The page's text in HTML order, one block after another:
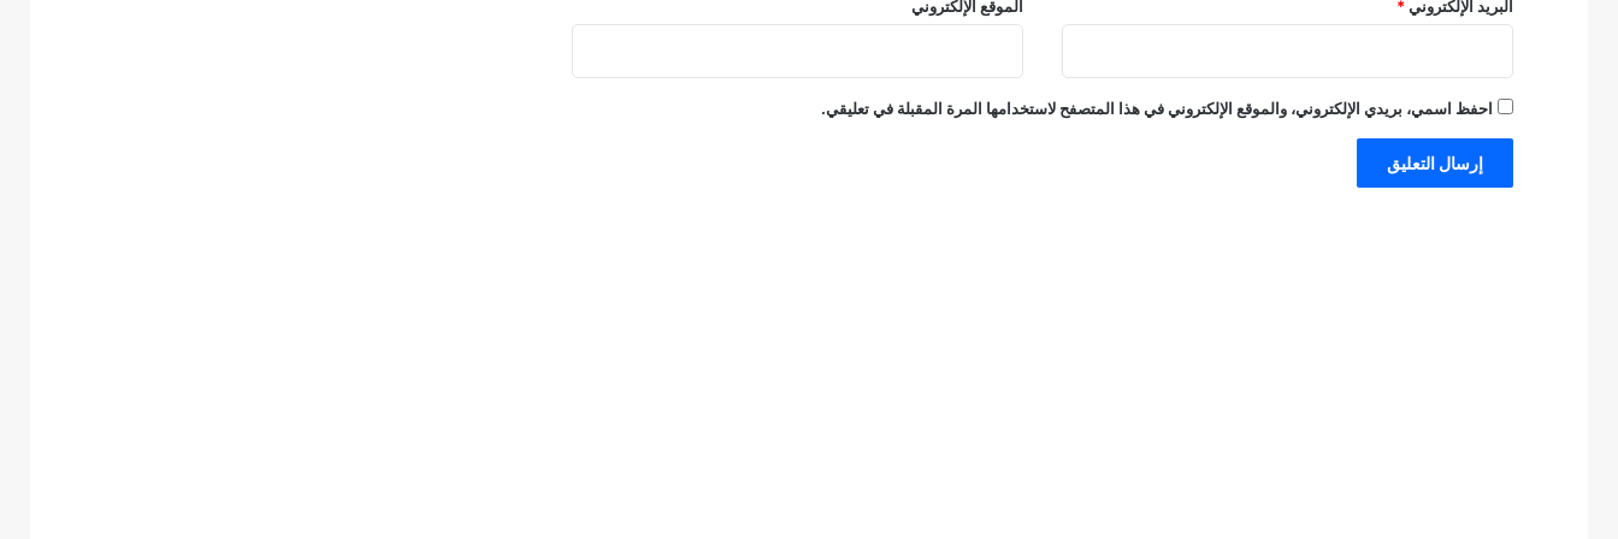
البريد الإلكتروني* الموقع الإلكتروني
احفظ اسمي، بريدي الإلكتروني، والموقع الإلكتروني في هذا المتصفح لاستخدامها المرة المقبلة في تعليقي.